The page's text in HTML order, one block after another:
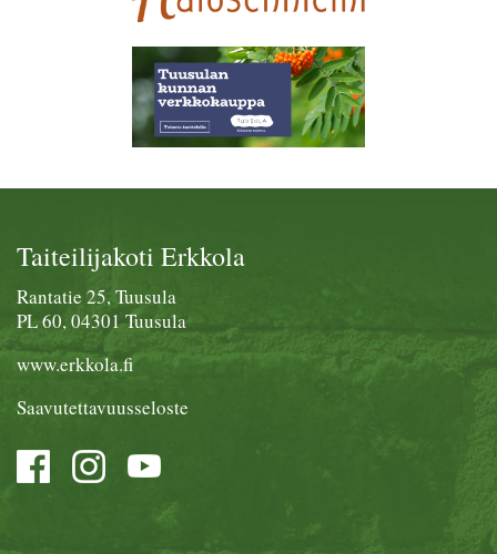
Taiteilijakoti Erkkola
Rantatie 25, Tuusula
PL 60, 04301 Tuusula
www.erkkola.fi
Saavutettavuusseloste